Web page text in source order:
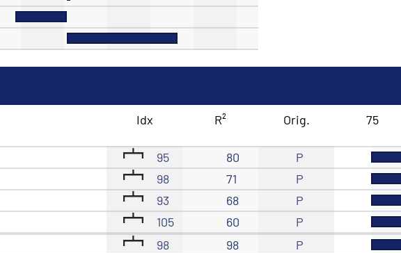
Idx R² Orig. 75
95 80
P
98 71
P
93 68
P
105 60 P
98 98
P